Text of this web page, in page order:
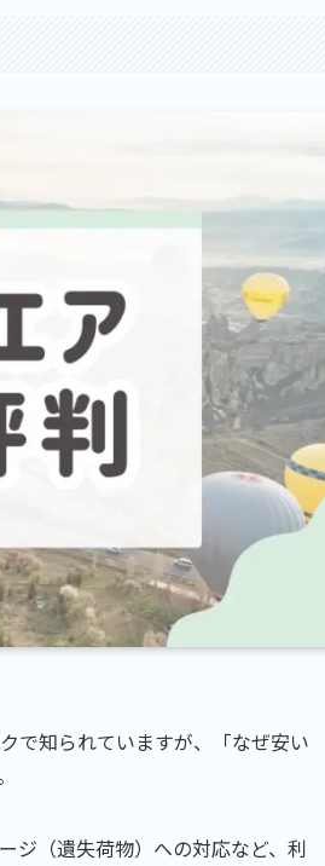
で知られていますが、「なぜ安い
ジ（遺失荷物）への対応など、利